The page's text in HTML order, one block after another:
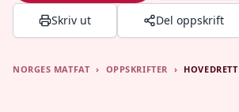
Skriv ut Del oppskrift
NORGES MATFAT › OPPSKRIFTER › HOVEDRETT